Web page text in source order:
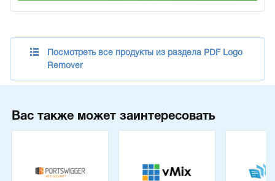
Посмотреть все продукты из раздела PDF Logo
Remover
Вас также может заинтересовать